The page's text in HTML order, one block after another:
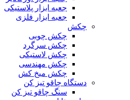
جعبه ابزار پلاستیکی
جعبه ابزار فلزی
چکش
چکش چوبی
چکش سرگرد
چکش لاستیکی
چکش مهندسی
چکش میخ کش
دستگاه چاقو تیز کن
سنگ چاقو تیز کن